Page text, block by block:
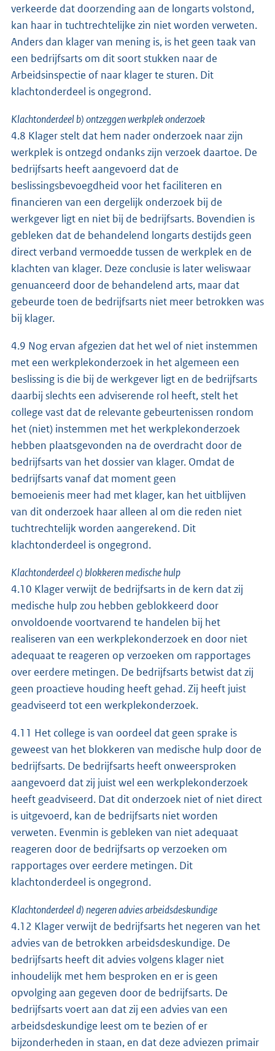
verkeerde dat doorzending aan de longarts volstond,
kan haar in tuchtrechtelijke zin niet worden verweten.
Anders dan klager van mening is, is het geen taak van
een bedrijfsarts om dit soort stukken naar de
Arbeidsinspectie of naar klager te sturen. Dit
klachtonderdeel is ongegrond.
Klachtonderdeel b) ontzeggen werkplek onderzoek
4.8 Klager stelt dat hem nader onderzoek naar zijn
werkplek is ontzegd ondanks zijn verzoek daartoe. De
bedrijfsarts heeft aangevoerd dat de
beslissingsbevoegdheid voor het faciliteren en
financieren van een dergelijk onderzoek bij de
werkgever ligt en niet bij de bedrijfsarts. Bovendien is
gebleken dat de behandelend longarts destijds geen
direct verband vermoedde tussen de werkplek en de
klachten van klager. Deze conclusie is later weliswaar
genuanceerd door de behandelend arts, maar dat
gebeurde toen de bedrijfsarts niet meer betrokken was
bij klager.
4.9 Nog ervan afgezien dat het wel of niet instemmen
met een werkplekonderzoek in het algemeen een
beslissing is die bij de werkgever ligt en de bedrijfsarts
daarbij slechts een adviserende rol heeft, stelt het
college vast dat de relevante gebeurtenissen rondom
het (niet) instemmen met het werkplekonderzoek
hebben plaatsgevonden na de overdracht door de
bedrijfsarts van het dossier van klager. Omdat de
bedrijfsarts vanaf dat moment geen
bemoeienis meer had met klager, kan het uitblijven
van dit onderzoek haar alleen al om die reden niet
tuchtrechtelijk worden aangerekend. Dit
klachtonderdeel is ongegrond.
Klachtonderdeel c) blokkeren medische hulp
4.10 Klager verwijt de bedrijfsarts in de kern dat zij
medische hulp zou hebben geblokkeerd door
onvoldoende voortvarend te handelen bij het
realiseren van een werkplekonderzoek en door niet
adequaat te reageren op verzoeken om rapportages
over eerdere metingen. De bedrijfsarts betwist dat zij
geen proactieve houding heeft gehad. Zij heeft juist
geadviseerd tot een werkplekonderzoek.
4.11 Het college is van oordeel dat geen sprake is
geweest van het blokkeren van medische hulp door de
bedrijfsarts. De bedrijfsarts heeft onweersproken
aangevoerd dat zij juist wel een werkplekonderzoek
heeft geadviseerd. Dat dit onderzoek niet of niet direct
is uitgevoerd, kan de bedrijfsarts niet worden
verweten. Evenmin is gebleken van niet adequaat
reageren door de bedrijfsarts op verzoeken om
rapportages over eerdere metingen. Dit
klachtonderdeel is ongegrond.
Klachtonderdeel d) negeren advies arbeidsdeskundige
4.12 Klager verwijt de bedrijfsarts het negeren van het
advies van de betrokken arbeidsdeskundige. De
bedrijfsarts heeft dit advies volgens klager niet
inhoudelijk met hem besproken en er is geen
opvolging aan gegeven door de bedrijfsarts. De
bedrijfsarts voert aan dat zij een advies van een
arbeidsdeskundige leest om te bezien of er
bijzonderheden in staan, en dat deze adviezen primair